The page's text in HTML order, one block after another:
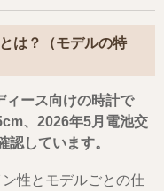
は？（モデルの特
ィース向けの時計で
、2026年5月電池交
しています。
性とモデルごとの仕